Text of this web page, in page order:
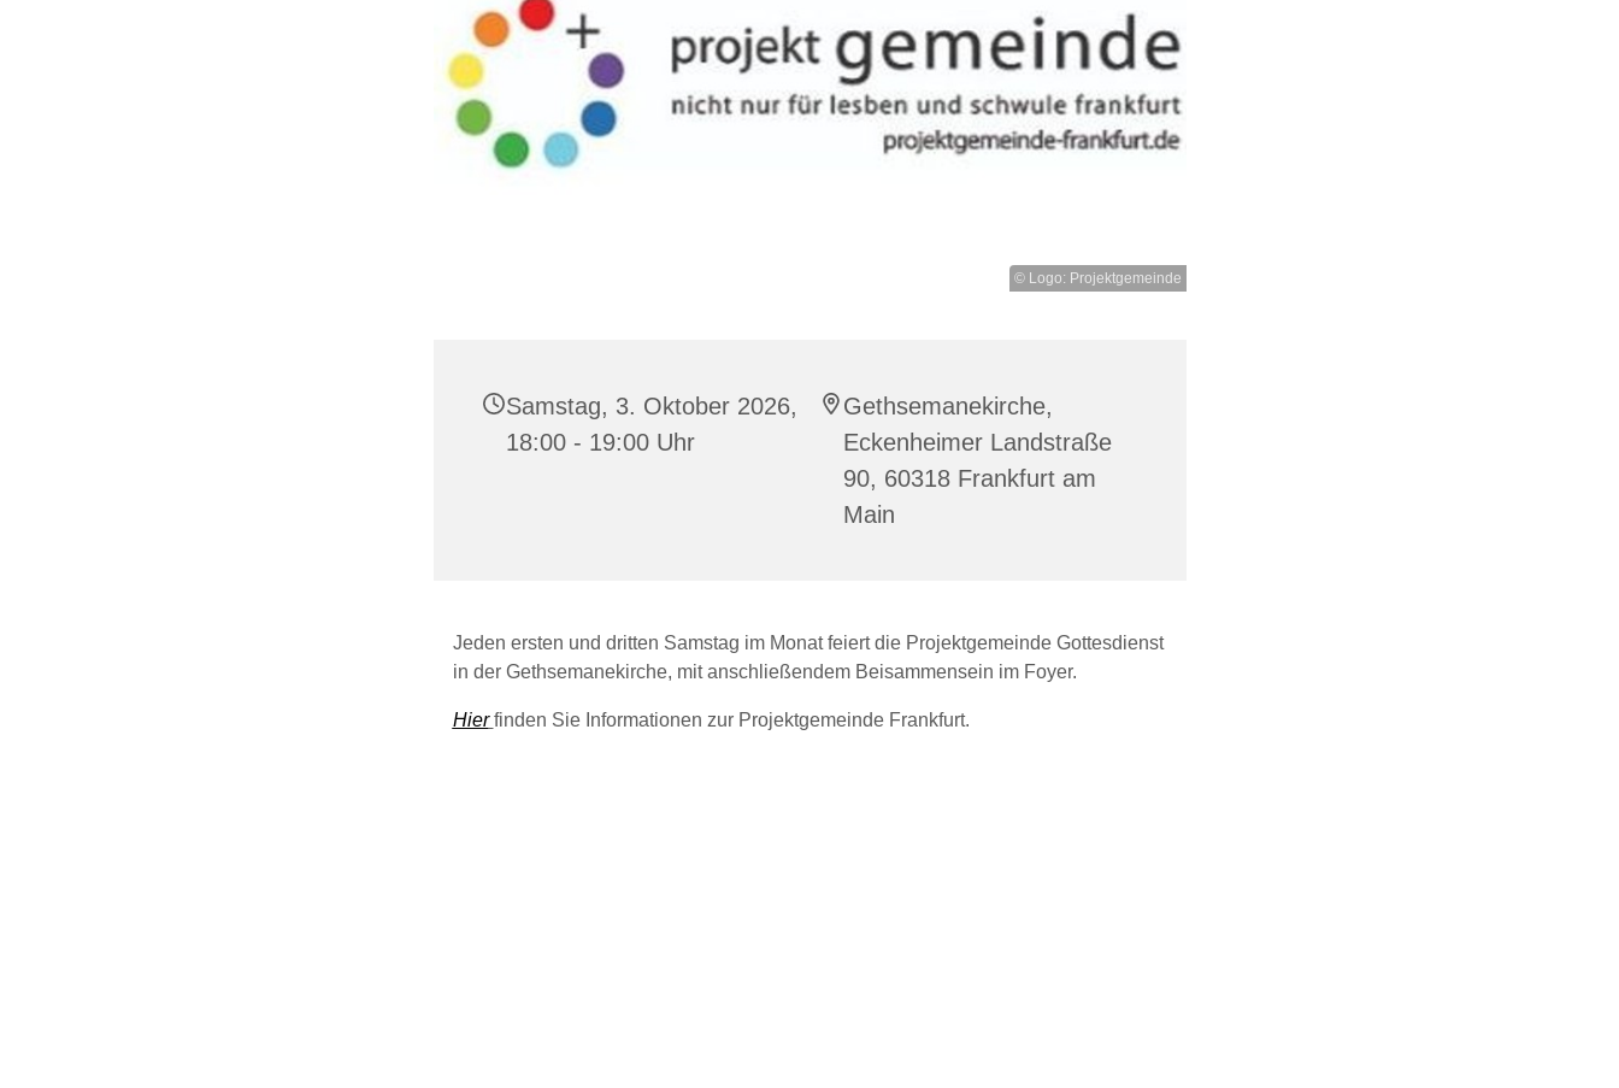
© Logo: Projektgemeinde
Samstag, 3. Oktober 2026,
18:00 - 19:00 Uhr
Gethsemanekirche,
Eckenheimer Landstraße
90, 60318 Frankfurt am
Main
Jeden ersten und dritten Samstag im Monat feiert die Projektgemeinde Gottesdienst
in der Gethsemanekirche, mit anschließendem Beisammensein im Foyer.
Hier finden Sie Informationen zur Projektgemeinde Frankfurt.